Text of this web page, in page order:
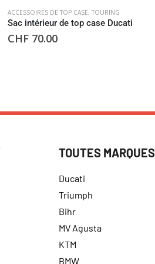
ACCESSOIRES DE TOP CASE, TOURING
Sac intérieur de top case Ducati
CHF 70.00
TOUTES MARQUES
Ducati
Triumph
Bihr
MV Agusta
KTM
BMW